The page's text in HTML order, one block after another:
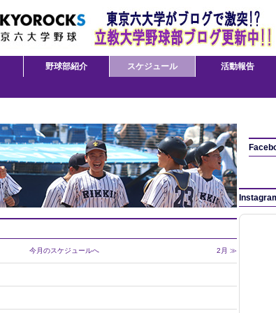
野球部紹介 スケジュール 活動報告
2月 ≫
今月のスケジュールへ